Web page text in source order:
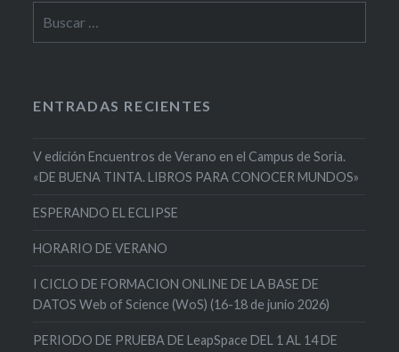
ENTRADAS RECIENTES
V edición Encuentros de Verano en el Campus de Soria.
«DE BUENA TINTA. LIBROS PARA CONOCER MUNDOS»
ESPERANDO EL ECLIPSE
HORARIO DE VERANO
I CICLO DE FORMACION ONLINE DE LA BASE DE
DATOS Web of Science (WoS) (16-18 de junio 2026)
PERIODO DE PRUEBA DE LeapSpace DEL 1 AL 14 DE